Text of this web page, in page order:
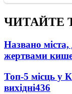
ЧИТАЙТЕ
Названо
жертвами
Топ-5 місць у
вихідні436